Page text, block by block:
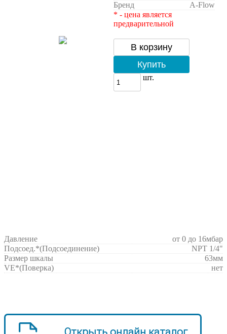
Бренд
A-Flow
* - цена является
предварительной
В корзину
Купить
шт.
Давление
от 0 до 16мбар
Подсоед.*(Подсоединение)
NPT 1/4"
Размер шкалы
63мм
VE*(Поверка) нет